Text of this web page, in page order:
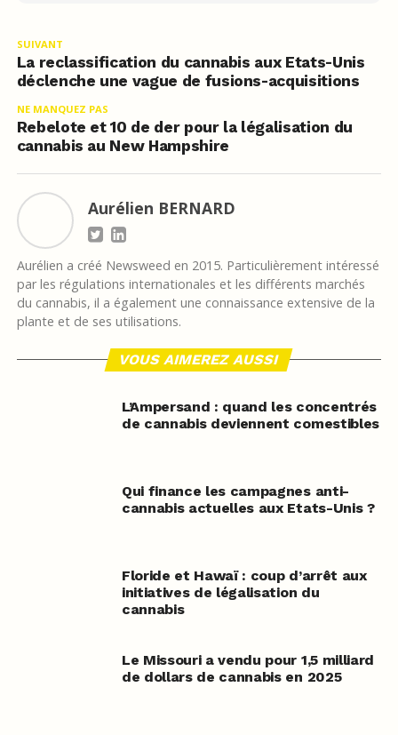
SUIVANT
La reclassification du cannabis aux Etats-Unis
déclenche une vague de fusions-acquisitions
NE MANQUEZ PAS
Rebelote et 10 de der pour la légalisation du
cannabis au New Hampshire
Aurélien BERNARD
Aurélien a créé Newsweed en 2015. Particulièrement intéressé
par les régulations internationales et les différents marchés
du cannabis, il a également une connaissance extensive de la
plante et de ses utilisations.
VOUS AIMEREZ AUSSI
L’Ampersand : quand les concentrés
de cannabis deviennent comestibles
Qui finance les campagnes anti-
cannabis actuelles aux Etats-Unis ?
Floride et Hawaï : coup d’arrêt aux
initiatives de légalisation du
cannabis
Le Missouri a vendu pour 1,5 milliard
de dollars de cannabis en 2025